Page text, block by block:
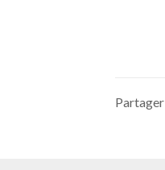
Partager